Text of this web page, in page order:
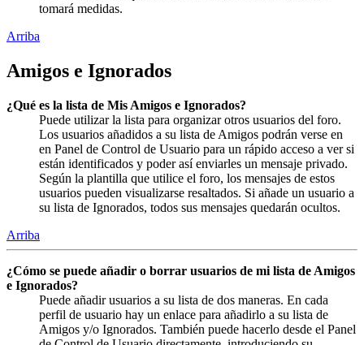
tomará medidas.
Arriba
Amigos e Ignorados
¿Qué es la lista de Mis Amigos e Ignorados?
Puede utilizar la lista para organizar otros usuarios del foro.
Los usuarios añadidos a su lista de Amigos podrán verse en
en Panel de Control de Usuario para un rápido acceso a ver si
están identificados y poder así enviarles un mensaje privado.
Según la plantilla que utilice el foro, los mensajes de estos
usuarios pueden visualizarse resaltados. Si añade un usuario a
su lista de Ignorados, todos sus mensajes quedarán ocultos.
Arriba
¿Cómo se puede añadir o borrar usuarios de mi lista de Amigos
e Ignorados?
Puede añadir usuarios a su lista de dos maneras. En cada
perfil de usuario hay un enlace para añadirlo a su lista de
Amigos y/o Ignorados. También puede hacerlo desde el Panel